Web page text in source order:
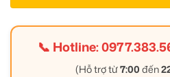
📞 Hotline:
(Hỗ trợ từ7:00 đến